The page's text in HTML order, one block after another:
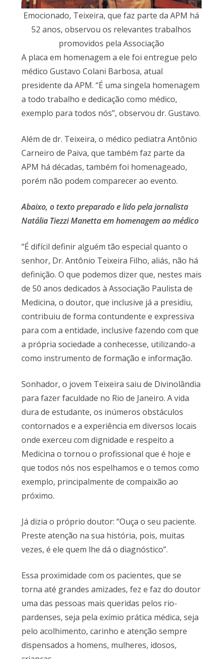
Emocionado, Teixeira, que faz parte da APM há
52 anos, observou os relevantes trabalhos
promovidos pela Associação
A placa em homenagem a ele foi entregue pelo
médico Gustavo Colani Barbosa, atual
presidente da APM. “É uma singela homenagem
a todo trabalho e dedicação como médico,
exemplo para todos nós”, observou dr. Gustavo.
Além de dr. Teixeira, o médico pediatra Antônio
Carneiro de Paiva, que também faz parte da
APM há décadas, também foi homenageado,
porém não podem comparecer ao evento.
Abaixo, o texto preparado e lido pela jornalista
Natália Tiezzi Manetta em homenagem ao médico
“É difícil definir alguém tão especial quanto o
senhor, Dr. Antônio Teixeira Filho, aliás, não há
definição. O que podemos dizer que, nestes mais
de 50 anos dedicados à Associação Paulista de
Medicina, o doutor, que inclusive já a presidiu,
contribuiu de forma contundente e expressiva
para com a entidade, inclusive fazendo com que
a própria sociedade a conhecesse, utilizando-a
como instrumento de formação e informação.
Sonhador, o jovem Teixeira saiu de Divinolândia
para fazer faculdade no Rio de Janeiro. A vida
dura de estudante, os inúmeros obstáculos
contornados e a experiência em diversos locais
onde exerceu com dignidade e respeito a
Medicina o tornou o profissional que é hoje e
que todos nós nos espelhamos e o temos como
exemplo, principalmente de compaixão ao
próximo.
Já dizia o próprio doutor: “Ouça o seu paciente.
Preste atenção na sua história, pois, muitas
vezes, é ele quem lhe dá o diagnóstico”.
Essa proximidade com os pacientes, que se
torna até grandes amizades, fez e faz do doutor
uma das pessoas mais queridas pelos rio-
pardenses, seja pela exímio prática médica, seja
pelo acolhimento, carinho e atenção sempre
dispensados a homens, mulheres, idosos,